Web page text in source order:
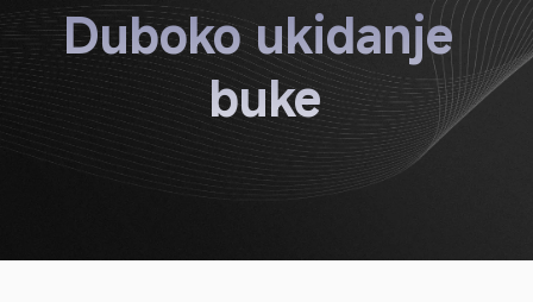
Duboko ukidanje
buke